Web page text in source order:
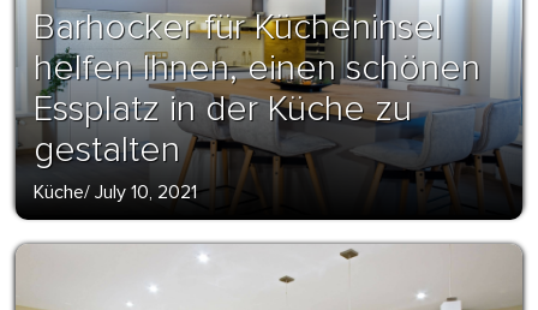
Barhocker für Kücheninsel
helfen Ihnen, einen schönen
Essplatz in der Küche zu
gestalten
Küche/ July 10, 2021